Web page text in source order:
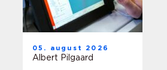
05. august 2026
Albert Pilgaard